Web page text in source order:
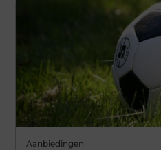
Aanbiedingen